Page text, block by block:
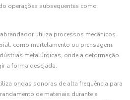
operações subsequentes como
abrandador utiliza processos mecânicos
como martelamento ou prensagem.
metalúrgicas, onde a deformação
a forma desejada.
ondas sonoras de alta frequência para
de materiais durante a